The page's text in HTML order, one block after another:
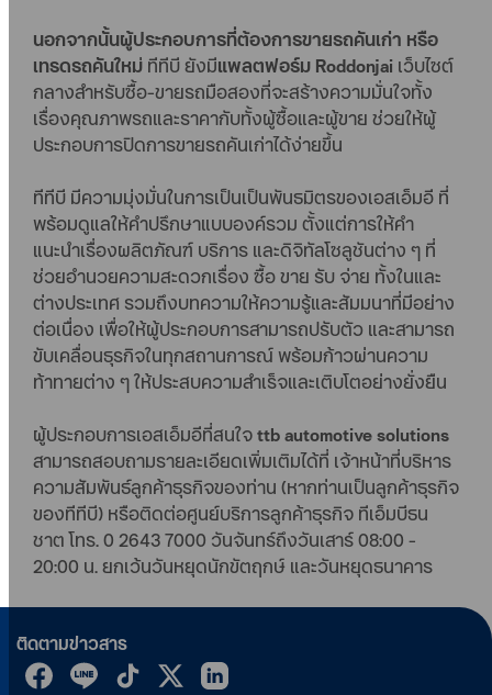
นอกจากนั้นผู้ประกอบการที่ต้องการขายรถคันเก่า หรือ
เทรดรถคันใหม ่ ทีทีบี ยังมีแพลตฟอร์ม Roddonjai เว็บไซต์
กลางสำหรับซื้อ-ขายรถมือสองที่จะสร้างความมั่นใจทั้ง
เรื่องคุณภาพรถและราคากับทั้งผู้ซื้อและผู้ขาย ช่วยให้ผู้
ประกอบการปิดการขายรถคันเก่าได้ง่ายขึ้น
ทีทีบี มีความมุ่งมั่นในการเป็นเป็นพันธมิตรของเอสเอ็มอี ที่
พร้อมดูแลให้คำปรึกษาแบบองค์รวม ตั้งแต่การให้คำ
แนะนำเรื่องผลิตภัณฑ์ บริการ และดิจิทัลโซลูชันต่าง ๆ ที่
ช่วยอำนวยความสะดวกเรื่อง ซื้อ ขาย รับ จ่าย ทั้งในและ
ต่างประเทศ รวมถึงบทความให้ความรู้และสัมมนาที่มีอย่าง
ต่อเนื่อง เพื่อให้ผู้ประกอบการสามารถปรับตัว และสามารถ
ขับเคลื่อนธุรกิจในทุกสถานการณ์ พร้อมก้าวผ่านความ
ท้าทายต่าง ๆ ให้ประสบความสำเร็จและเติบโตอย่างยั่งยืน
ผู้ประกอบการเอสเอ็มอีที่สนใจttb automotive solutions
สามารถสอบถามรายละเอียดเพิ่มเติมได้ที่ เจ้าหน้าที่บริหาร
ความสัมพันธ์ลูกค้าธุรกิจของท่าน (หากท่านเป็นลูกค้าธุรกิจ
ของทีทีบี) หรือติดต่อศูนย์บริการลูกค้าธุรกิจ ทีเอ็มบีธน
ชาต โทร. 0 2643 7000 วันจันทร์ถึงวันเสาร์ 08:00 -
20:00 น. ยกเว้นวันหยุดนักขัตฤกษ์ และวันหยุดธนาคาร
ติดตามข่าวสาร